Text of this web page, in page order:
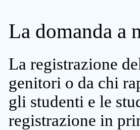
La domanda a
La registrazione
genitori o da chi
gli studenti e le
registrazione in